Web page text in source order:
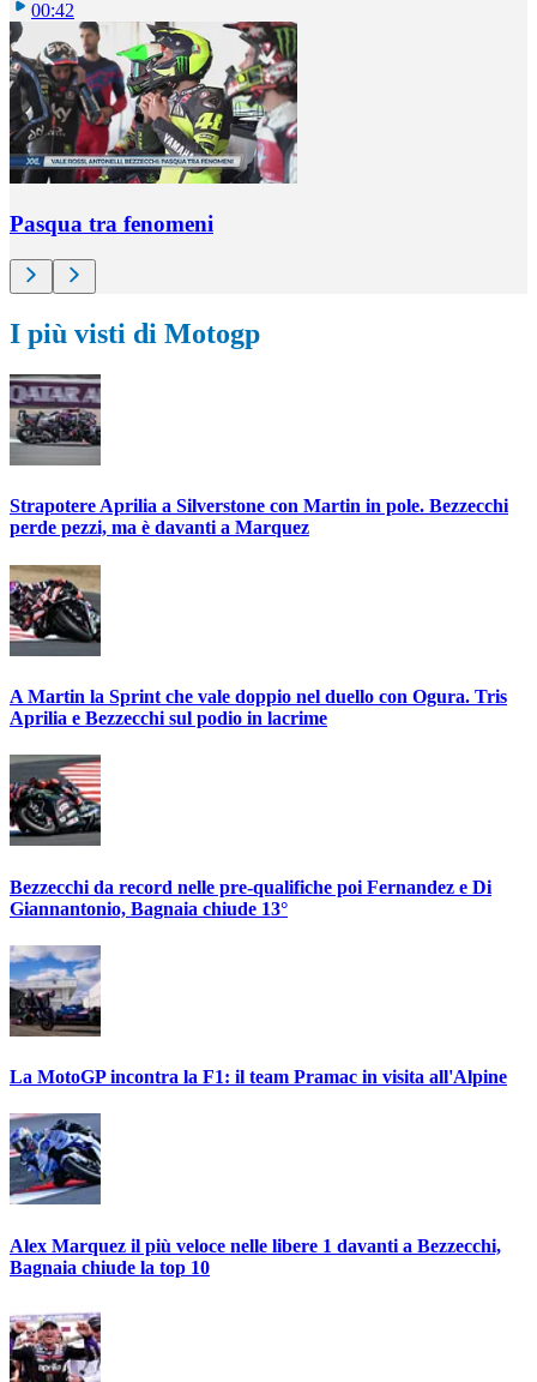
00:42
Pasqua tra fenomeni
I più visti di Motogp
Strapotere Aprilia a Silverstone con Martin in pole. Bezzecchi
perde pezzi, ma è davanti a Marquez
A Martin la Sprint che vale doppio nel duello con Ogura. Tris
Aprilia e Bezzecchi sul podio in lacrime
Bezzecchi da record nelle pre-qualifiche poi Fernandez e Di
Giannantonio, Bagnaia chiude 13°
La MotoGP incontra la F1: il team Pramac in visita all'Alpine
Alex Marquez il più veloce nelle libere 1 davanti a Bezzecchi,
Bagnaia chiude la top 10